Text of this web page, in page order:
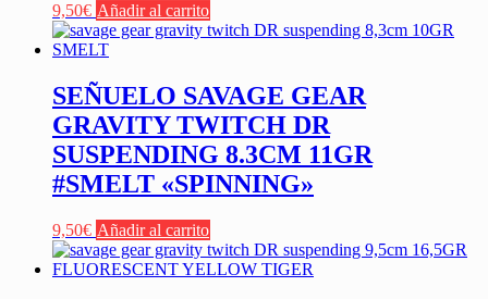
9,50€ Añadir al carrito
SEÑUELO SAVAGE GEAR
GRAVITY TWITCH DR
SUSPENDING 8.3CM 11GR
#SMELT «SPINNING»
9,50€ Añadir al carrito